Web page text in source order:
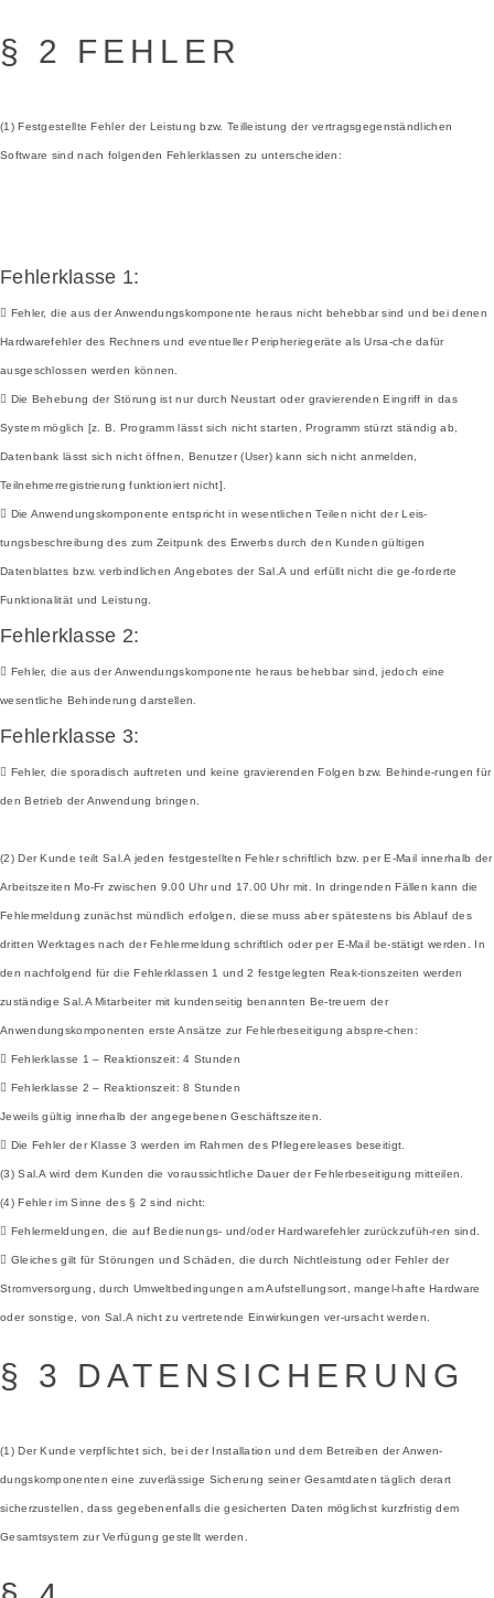
§ 2 FEHLER
(1) Festgestellte Fehler der Leistung bzw. Teilleistung der vertragsgegenständlichen
Software sind nach folgenden Fehlerklassen zu unterscheiden:
Fehlerklasse 1:
 Fehler, die aus der Anwendungskomponente heraus nicht behebbar sind und bei denen
Hardwarefehler des Rechners und eventueller Peripheriegeräte als Ursa-che dafür
ausgeschlossen werden können.
 Die Behebung der Störung ist nur durch Neustart oder gravierenden Eingriff in das
System möglich [z. B. Programm lässt sich nicht starten, Programm stürzt ständig ab,
Datenbank lässt sich nicht öffnen, Benutzer (User) kann sich nicht anmelden,
Teilnehmerregistrierung funktioniert nicht].
 Die Anwendungskomponente entspricht in wesentlichen Teilen nicht der Leis-
tungsbeschreibung des zum Zeitpunk des Erwerbs durch den Kunden gültigen
Datenblattes bzw. verbindlichen Angebotes der Sal.A und erfüllt nicht die ge-forderte
Funktionalität und Leistung.
Fehlerklasse 2:
 Fehler, die aus der Anwendungskomponente heraus behebbar sind, jedoch eine
wesentliche Behinderung darstellen.
Fehlerklasse 3:
 Fehler, die sporadisch auftreten und keine gravierenden Folgen bzw. Behinde-rungen für
den Betrieb der Anwendung bringen.
(2) Der Kunde teilt Sal.A jeden festgestellten Fehler schriftlich bzw. per E-Mail innerhalb der
Arbeitszeiten Mo-Fr zwischen 9.00 Uhr und 17.00 Uhr mit. In dringenden Fällen kann die
Fehlermeldung zunächst mündlich erfolgen, diese muss aber spätestens bis Ablauf des
dritten Werktages nach der Fehlermeldung schriftlich oder per E-Mail be-stätigt werden. In
den nachfolgend für die Fehlerklassen 1 und 2 festgelegten Reak-tionszeiten werden
zuständige Sal.A Mitarbeiter mit kundenseitig benannten Be-treuern der
Anwendungskomponenten erste Ansätze zur Fehlerbeseitigung abspre-chen:
 Fehlerklasse 1 – Reaktionszeit: 4 Stunden
 Fehlerklasse 2 – Reaktionszeit: 8 Stunden
Jeweils gültig innerhalb der angegebenen Geschäftszeiten.
 Die Fehler der Klasse 3 werden im Rahmen des Pflegereleases beseitigt.
(3) Sal.A wird dem Kunden die voraussichtliche Dauer der Fehlerbeseitigung mitteilen.
(4) Fehler im Sinne des § 2 sind nicht:
 Fehlermeldungen, die auf Bedienungs- und/oder Hardwarefehler zurückzufüh-ren sind.
 Gleiches gilt für Störungen und Schäden, die durch Nichtleistung oder Fehler der
Stromversorgung, durch Umweltbedingungen am Aufstellungsort, mangel-hafte Hardware
oder sonstige, von Sal.A nicht zu vertretende Einwirkungen ver-ursacht werden.
§ 3 DATENSICHERUNG
(1) Der Kunde verpflichtet sich, bei der Installation und dem Betreiben der Anwen-
dungskomponenten eine zuverlässige Sicherung seiner Gesamtdaten täglich derart
sicherzustellen, dass gegebenenfalls die gesicherten Daten möglichst kurzfristig dem
Gesamtsystem zur Verfügung gestellt werden.